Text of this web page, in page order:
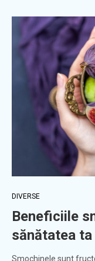
DIVERSE
Beneficiile
sănătatea ta
Smochinele sunt